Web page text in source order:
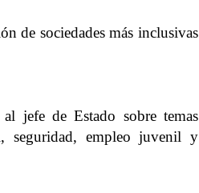
de sociedades más inclusivas
jefe de Estado sobre temas
seguridad, empleo juvenil y